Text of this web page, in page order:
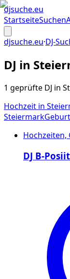
djsuche.eu
StartseiteSuchen
djsuche.eu·DJ-
DJ in
1 geprüfte DJ in
Hochzeit in
Steiermark
Hochzeiten,
DJ B-